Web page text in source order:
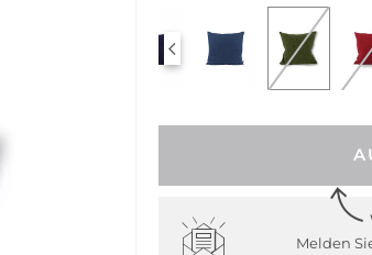
Melden